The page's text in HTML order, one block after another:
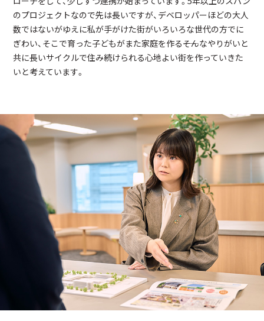
のプロジェクトなので先は長いですが、デベロッパーほどの大人
数ではないがゆえに私が手がけた街がいろいろな世代の方でに
ぎわい、そこで育った子どもがまた家庭を作る――そんなやりがいと
共に長いサイクルで住み続けられる心地よい街を作っていきた
いと考えています。